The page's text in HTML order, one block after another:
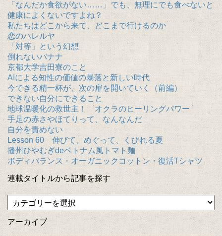
「なんだか食欲がない……」でも、無理にでも食べないと
健康によくないですよね？
私たちはどこから来て、どこまで行けるのか
恋のハレルヤ
「対等」という幻想
倒れないバナナ
京都大学吉田寮のこと
AIによる知性の価値の暴落と新しい時代
今できる精一杯が、次の扉を開いていく（前編）
できない自分にできること
地球温暖化の救世主！ オクラのヒーリングパワー
手足の赤さやほてりって、なんなんだ
自分を責めない
Lesson 60 伸びて、めぐって、くびれる夏
播州ひやむぎdeベトナム風トマト麺
ボディバランス・オーガニックコットン・復活Tシャツ
連載タイトルから記事を探す
アーカイブ